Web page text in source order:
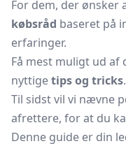
For dem, der ønsker
købsråd baseret på
erfaringer.
Få mest muligt ud
nyttigetips og tricks.
Til sidst vil vi nævne
afrettere, for at du
Denne guide er din